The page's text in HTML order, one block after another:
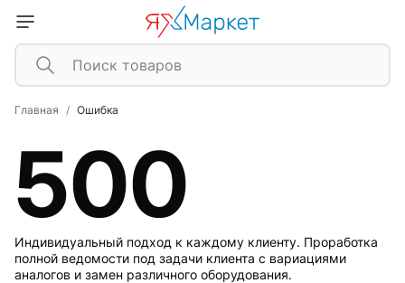
Главная Ошибка
500
Индивидуальный подход к каждому клиенту. Проработка
полной ведомости под задачи клиента с вариациями
аналогов и замен различного оборудования.